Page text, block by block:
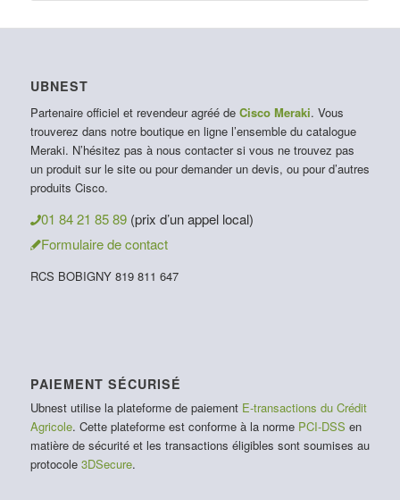
UBNEST
Partenaire officiel et revendeur agréé de Cisco Meraki. Vous
trouverez dans notre boutique en ligne l’ensemble du catalogue
Meraki. N’hésitez pas à nous contacter si vous ne trouvez pas
un produit sur le site ou pour demander un devis, ou pour d’autres
produits Cisco.
01 84 21 85 89 (prix d’un appel local)
Formulaire de contact
RCS BOBIGNY 819 811 647
PAIEMENT SÉCURISÉ
Ubnest utilise la plateforme de paiement E-transactions du Crédit
Agricole. Cette plateforme est conforme à la norme PCI-DSS en
matière de sécurité et les transactions éligibles sont soumises au
protocole 3DSecure.